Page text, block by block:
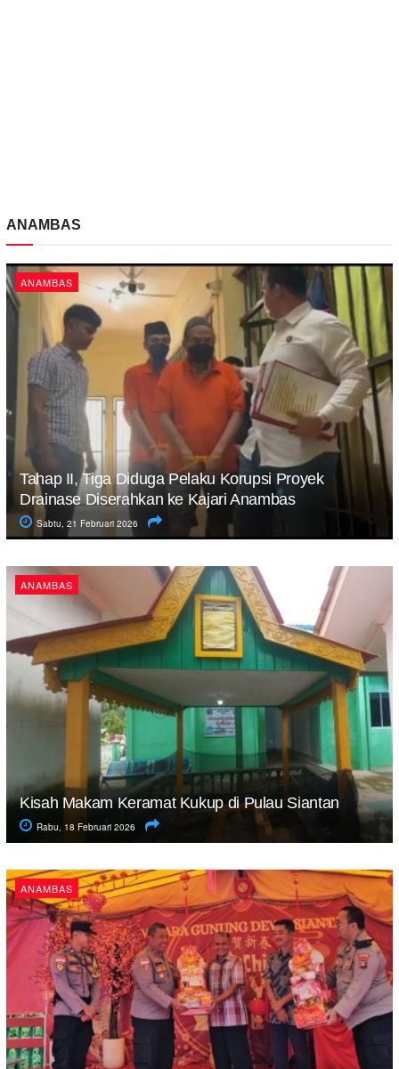
ANAMBAS
ANAMBAS
Tahap II, Tiga Diduga Pelaku Korupsi Proyek
Drainase Diserahkan ke Kajari Anambas
Sabtu, 21 Februari 2026
ANAMBAS
Kisah Makam Keramat Kukup di Pulau Siantan
Rabu, 18 Februari 2026
ANAMBAS